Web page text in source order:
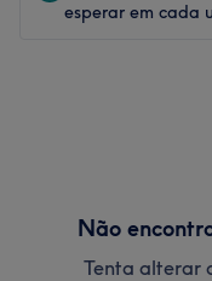
esperar em cada
Não
Tenta alterar